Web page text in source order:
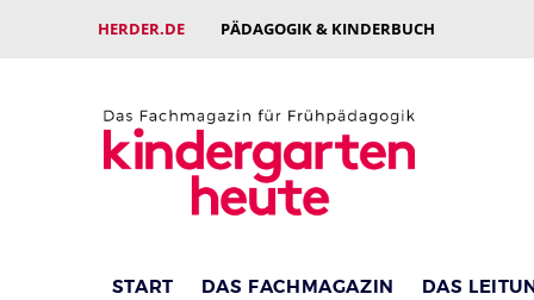
HERDER.DE PÄDAGOGIK & KINDERBUCH
START DAS FACHMAGAZIN DAS